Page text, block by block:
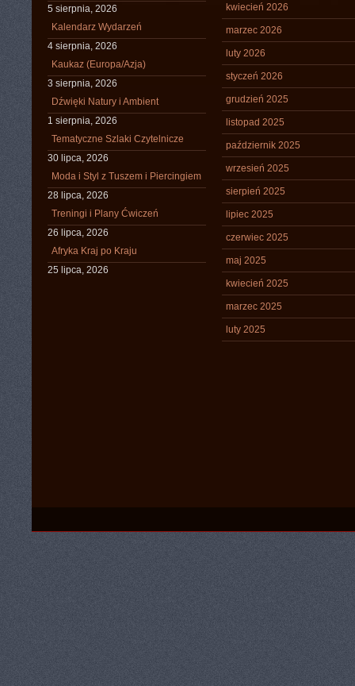
5 sierpnia, 2026
Kalendarz Wydarzeń
4 sierpnia, 2026
Kaukaz (Europa/Azja)
3 sierpnia, 2026
Dźwięki Natury i Ambient
1 sierpnia, 2026
Tematyczne Szlaki Czytelnicze
30 lipca, 2026
Moda i Styl z Tuszem i Piercingiem
28 lipca, 2026
Treningi i Plany Ćwiczeń
26 lipca, 2026
Afryka Kraj po Kraju
25 lipca, 2026
kwiecień 2026
marzec 2026
luty 2026
styczeń 2026
grudzień 2025
listopad 2025
październik 2025
wrzesień 2025
sierpień 2025
lipiec 2025
czerwiec 2025
maj 2025
kwiecień 2025
marzec 2025
luty 2025